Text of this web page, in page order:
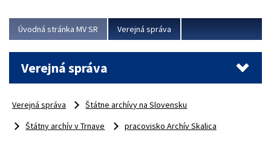
Úvodná stránka MV SR Verejná správa
Verejná správa
Verejná správa
Štátne archívy na Slovensku
Štátny archív v Trnave
pracovisko Archív Skalica